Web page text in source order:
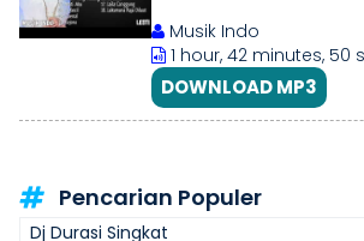
Musik Indo
1 hour, 42 minutes, 50
DOWNLOAD MP3
Pencarian Populer
Dj Durasi Singkat